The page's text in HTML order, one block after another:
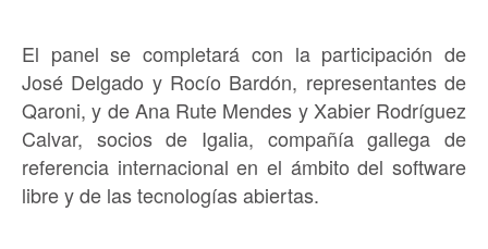
El panel se completará con la participación de
José Delgado y Rocío Bardón, representantes de
Qaroni, y de Ana Rute Mendes y Xabier Rodríguez
Calvar, socios de Igalia, compañía gallega de
referencia internacional en el ámbito del software
libre y de las tecnologías abiertas.